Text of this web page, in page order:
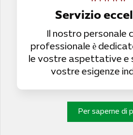
Servizio
Il nostro personale
professionale è
le vostre aspettative e
vostre esigenze
Per saperne di